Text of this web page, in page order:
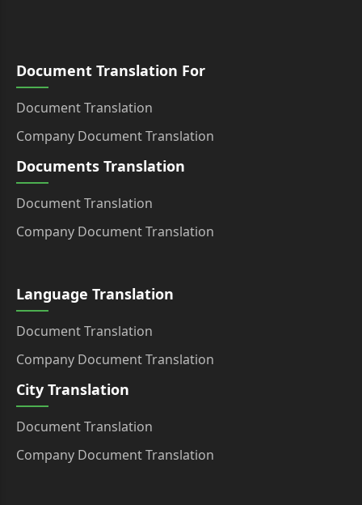
Document Translation For
Document Translation
Company Document Translation
Documents Translation
Document Translation
Company Document Translation
Language Translation
Document Translation
Company Document Translation
City Translation
Document Translation
Company Document Translation